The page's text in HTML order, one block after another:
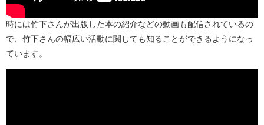
時には竹下さんが出版した本の紹介などの動画も配信されているの
で、竹下さんの幅広い活動に関しても知ることができるようになっ
ています。